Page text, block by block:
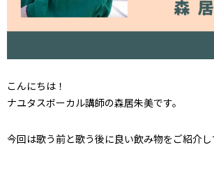
こんにちは！
ナユタスボーカル講師の森居朱美です。
今回は歌う前と歌う後に良い飲み物をご紹介